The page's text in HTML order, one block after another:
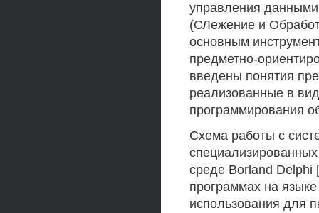
управления
(СЛежение и
основным
предметно-
введены понятия
реализованные в
программирования
Схема работы с
среде Borland Delphi
программах на
использования для